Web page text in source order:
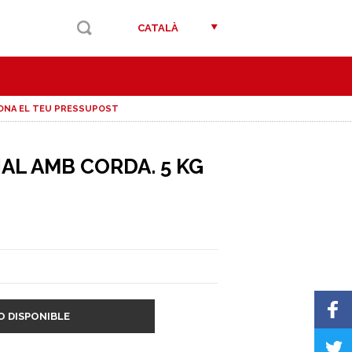
CATALÀ
EL TEU PRESSUPOST
AMB CORDA. 5 KG
DISPONIBLE